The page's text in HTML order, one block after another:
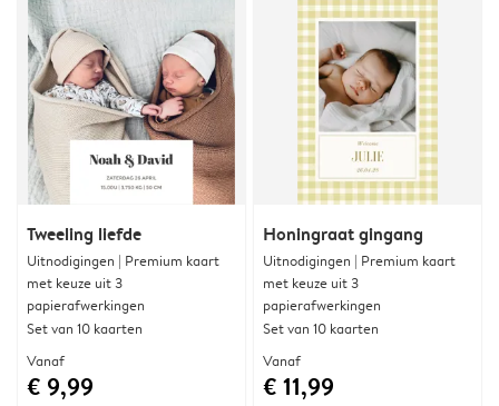
Tweeling liefde
Uitnodigingen | Premium kaart
met keuze uit 3
papierafwerkingen
Set van 10 kaarten
Vanaf
€ 9,99
Honingraat gingang
Uitnodigingen | Premium kaart
met keuze uit 3
papierafwerkingen
Set van 10 kaarten
Vanaf
€ 11,99